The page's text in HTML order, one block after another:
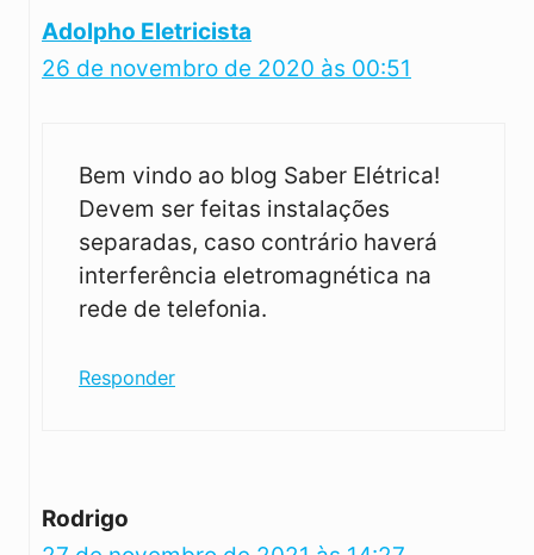
Adolpho Eletricista
26 de novembro de 2020 às 00:51
Bem vindo ao blog Saber Elétrica!
Devem ser feitas instalações
separadas, caso contrário haverá
interferência eletromagnética na
rede de telefonia.
Responder
Rodrigo